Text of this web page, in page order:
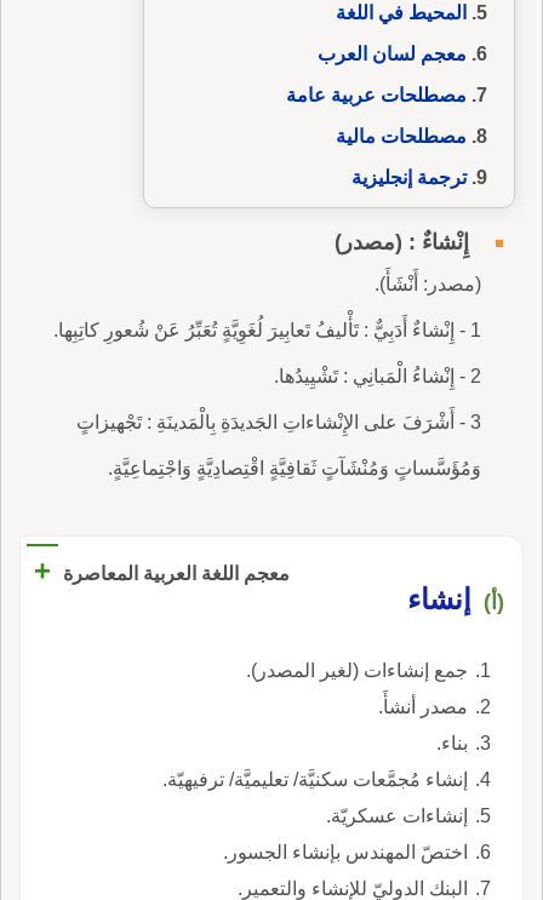
المحيط في اللغة
معجم لسان العرب
مصطلحات عربية عامة
مصطلحات مالية
ترجمة إنجليزية
إِنْشاءٌ : (مصدر)
(مصدر: أَنْشَأَ).
1 - إِنْشاءٌ أَدَبِيٌّ : تَأْليفُ تَعابِيرَ لُغَوِيَّةٍ تُعَبِّرُ عَنْ شُعورِ كاتِبِها.
2 - إِنْشاءُ الْمَبانِي : تَشْيِيدُها.
3 - أَشْرَفَ على الإِنْشاءاتِ الجَديدَةِ بِالْمَدينَةِ : تَجْهيزاتٍ
وَمُؤَسَّساتٍ وَمُنْشَآتٍ ثَقافِيَّةٍ اقْتِصادِيَّةٍ وَاجْتِماعِيَّةٍ.
معجم اللغة العربية المعاصرة +
(أ) إنشاء
جمع إنشاءات (لغير المصدر).
مصدر أنشأَ.
بناء.
إنشاء مُجمَّعات سكنيَّة/ تعليميَّة/ ترفيهيّة.
إنشاءات عسكريّة.
اختصّ المهندس بإنشاء الجسور.
البنك الدوليّ للإنشاء والتعمير.